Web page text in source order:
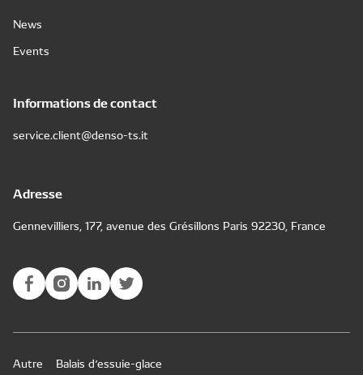
News
Events
Informations de contact
service.client@denso-ts.it
Adresse
Gennevilliers, 177, avenue des Grésillons Paris 92230, France
Autre Balais d’essuie-glace